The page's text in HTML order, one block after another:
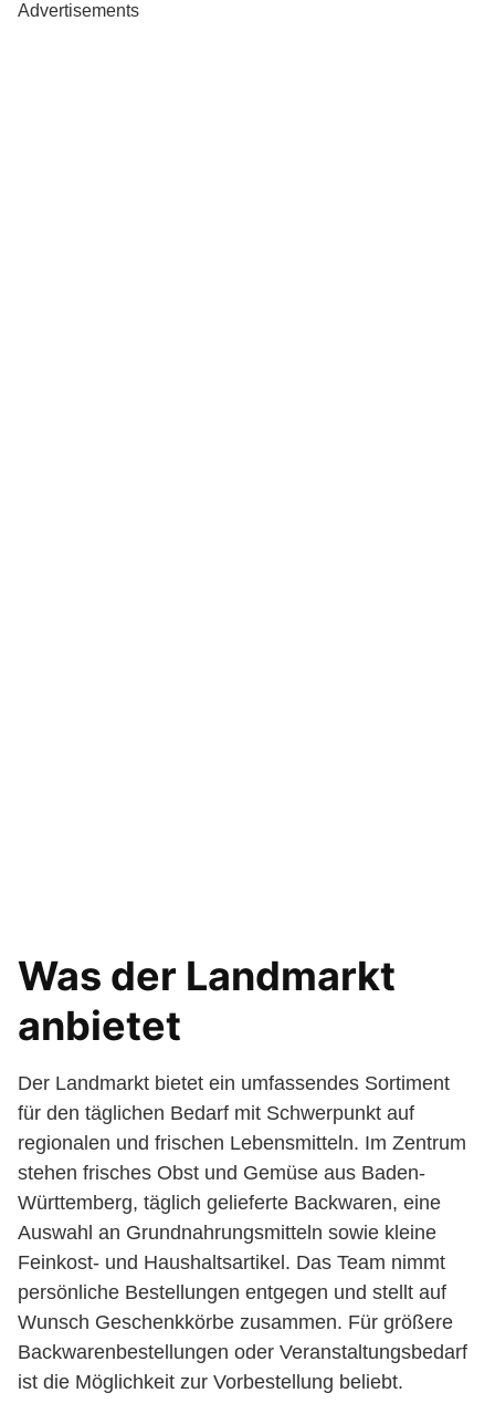
Advertisements
Was der Landmarkt
anbietet
Der Landmarkt bietet ein umfassendes Sortiment
für den täglichen Bedarf mit Schwerpunkt auf
regionalen und frischen Lebensmitteln. Im Zentrum
stehen frisches Obst und Gemüse aus Baden-
Württemberg, täglich gelieferte Backwaren, eine
Auswahl an Grundnahrungsmitteln sowie kleine
Feinkost- und Haushaltsartikel. Das Team nimmt
persönliche Bestellungen entgegen und stellt auf
Wunsch Geschenkkörbe zusammen. Für größere
Backwarenbestellungen oder Veranstaltungsbedarf
ist die Möglichkeit zur Vorbestellung beliebt.